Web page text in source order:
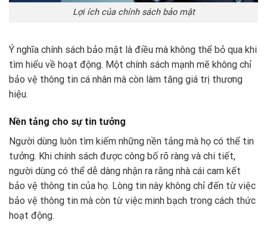
Lợi ích của chính sách bảo mật
Ý nghĩa chính sách bảo mật là điều mà không thể bỏ qua khi
tìm hiểu về hoạt động. Một chính sách mạnh mẽ không chỉ
bảo vệ thông tin cá nhân mà còn làm tăng giá trị thương
hiệu.
Nền tảng cho sự tin tưởng
Người dùng luôn tìm kiếm những nền tảng mà họ có thể tin
tưởng. Khi chính sách được công bố rõ ràng và chi tiết,
người dùng có thể dễ dàng nhận ra rằng nhà cái cam kết
bảo vệ thông tin của họ. Lòng tin này không chỉ đến từ việc
bảo vệ thông tin mà còn từ việc minh bạch trong cách thức
hoạt động.